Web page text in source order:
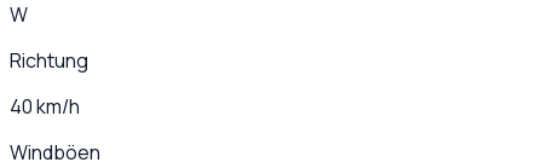
W
Richtung
40 km/h
Windböen